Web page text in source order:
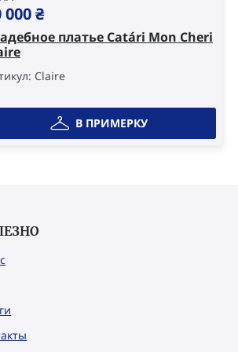
000₴
платье Catári Mon Cheri
Claire
В ПРИМЕРКУ